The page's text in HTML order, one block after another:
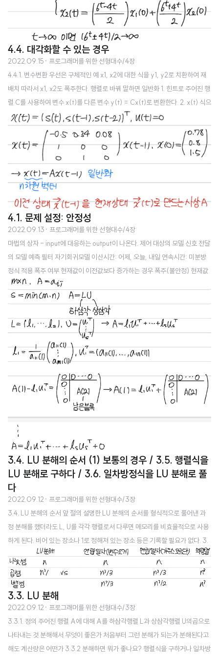
4.4. 대각화할 수 있는 경우
2022.09.15 · 프로그래머를 위한 선형대수/4장
4.4.1. 변수변환 우선은 구체적인 예 x1, x2에 대한 식을 y1, y2로 치환하여 재
배치 따라서 x1, x2도 폭주한다. 행렬로 바꿔 말하면 일반화 1. 힌트로 주어진 행
렬 C를 사용하여 변수 x(t)를 다른 변수 y(t) = Cx(t)로 변환한다. 2. x(t) 식으
로 주어진 차분방정식을 y(t) 식으로 다시 쓴다. 3. 고쳐 쓴 식은 '대각 행렬'이
된다. 4. 풀어서 얻은 y(t)를 x(t)로 되돌리면 답이다. x와 y가 일대일 대응할 수
있도록 C는 정칙행렬로 가정한다. 대각화하는 방법은 한 가지다. 4.4.2. 좋은 변
환을 구하는 방법 대부분의 정방행렬 A에 대해 P^-1AP는 대부분 대각행렬이
된다. 좋은 P를 구하기 위해서는 1. A의 고윳값에 대응하는 고유벡터를 구한다.
2. 고유벡..
4.1. 문제 설정: 안정성
2022.09.13 · 프로그래머를 위한 선형대수/4장
마법의 상자 - input에 대응하는 output이 나온다. 제어 대상의 모델 신호 전달
의 모델 예측 필터 자기회귀모델 이산시간: 어제, 오늘, 내일 연속시간: 미분방
정식 적용 폭주 여부 현재값이 이전값보다 증가하는 경우 폭주(불안정) 현재값
이 이전보다 감소하는 경우 폭주 x(안정) 사상 원래의 기저 대신 적절한 기저로
표현하는 좌표변환을 사용해야 한다. 이를 위해 고유벡터를 활용할 예정 출처:
히라오카 카즈유키, 호리 겐, 『프로그래머를 위한 선형대수』, 이창신, 길벗, 20
17.
3.4. LU 분해의 순서 (1) 보통의 경우 / 3.5. 행렬식을
LU 분해로 구하다 / 3.6. 일차방정식을 LU 분해로 풀
다
2022.09.12 · 프로그래머를 위한 선형대수/3장
3.4. LU 분해의 순서 앞 절의 설명한 LU 분해의 순서를 형식적으로 풀어낸 과
정 분해를 했더라도 L, U를 각각 행렬로서 다루면 메모리를 비효율적으로 사용
하게 된다. 비어 있는 장소나 1로 정해져 있는 장소 등은 기록할 필요가 없다. 3.
5. LU 분해 정방행렬 A에 대하여 A = LU 상태로 분해되면 행렬식 det A는 바
로 구해진다. 3.6. 일차방정식 LU 분해로 풀다 방향과 계획 푸는 방법 연산량 변
수소거법 가우스 요르단 소거법(Ax = y) LU 분해 Lz = y로 풀다 Ux = z를 풀
다 나눗셈 n n n 0 n 곱셈 n^3 / 3 n^3 / 2 n^3 / 3 n^2 / 2 n^2 / 2 뺄셈 n^
3 / 3 n^3 / 2 n^3 / 3 n^2 / 2 n^2 / 2 같은 A에서 여러 가지 ..
3.3. LU 분해
2022.09.12 · 프로그래머를 위한 선형대수/3장
3.3.1. 정의 주어진 행렬 A에 대해 A를 하삼각행렬 L과 상삼각행렬 U의곱으로
나타내는 것 분해해서 무엇이 좋은가 처음부터 그런 분해가 되는가 분해된다고
해도 계산량은 어떤가 3.3.2 분해하면 뭐가 좋나요? 행렬식을 구하거나 일차방